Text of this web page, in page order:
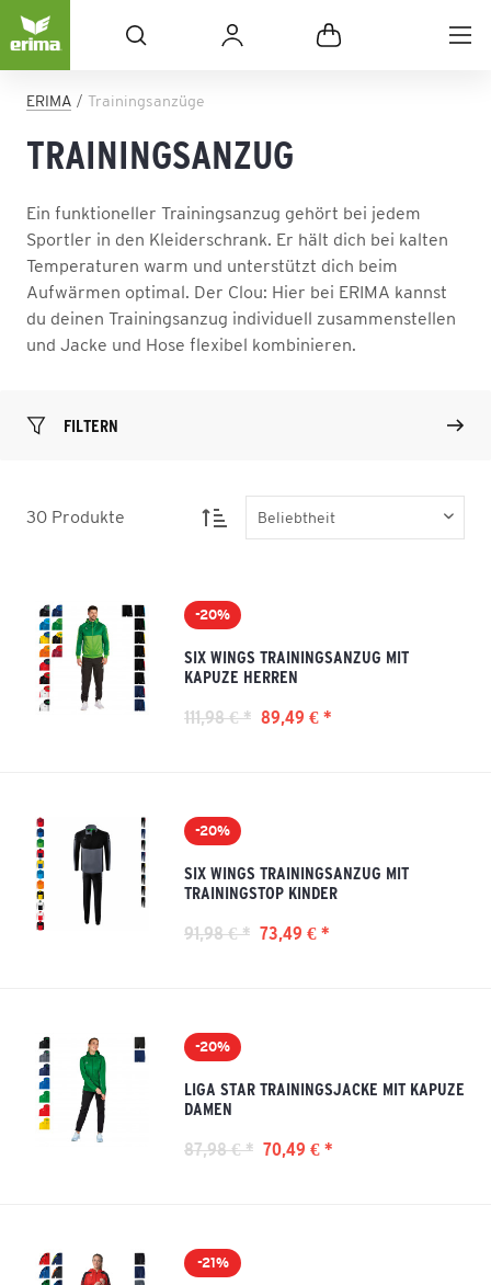
ERIMA Trainingsanzüge
TRAININGSANZUG
Ein funktioneller Trainingsanzug gehört bei jedem
Sportler in den Kleiderschrank. Er hält dich bei kalten
Temperaturen warm und unterstützt dich beim
Aufwärmen optimal. Der Clou: Hier bei ERIMA kannst
du deinen Trainingsanzug individuell zusammenstellen
und Jacke und Hose flexibel kombinieren.
FILTERN
30 Produkte
-20%
SIX WINGS TRAININGSANZUG MIT
KAPUZE HERREN
111,98 € * 89,49 € *
-20%
SIX WINGS TRAININGSANZUG MIT
TRAININGSTOP KINDER
91,98 € * 73,49 € *
-20%
LIGA STAR TRAININGSJACKE MIT KAPUZE
DAMEN
87,98 € * 70,49 € *
-21%